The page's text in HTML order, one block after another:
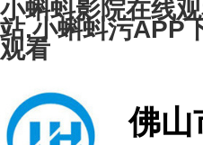
小蝌蚪影院在线
站,小蝌蚪污APP
观看
佛山